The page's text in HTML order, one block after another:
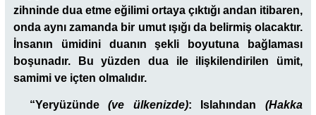
zihninde dua etme eğilimi ortaya çıktığı andan itibaren,
onda aynı zamanda bir umut ışığı da belirmiş olacaktır.
İnsanın ümidini duanın şekli boyutuna bağlaması
boşunadır. Bu yüzden dua ile ilişkilendirilen ümit,
samimi ve içten olmalıdır.
“Yeryüzünde(ve ülkenizde): Islahından(Hakka